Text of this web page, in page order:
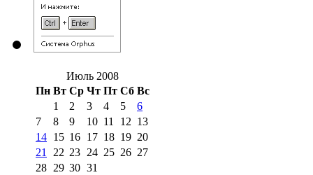
Июль 2008
Пн Вт Ср Чт Пт Сб Вс
1
2 3 4 5
6
7
8 9 10 11 12 13
14 15 16 17 18 19 20
21 22 23 24 25 26 27
28 29 30 31